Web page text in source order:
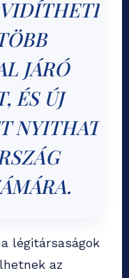
JÁRÓ
ÉS ÚJ
NYITHAT
légitársaságok
az